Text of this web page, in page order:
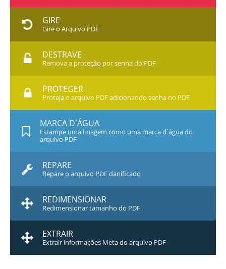
GIRE
Gire o Arquivo PDF
DESTRAVE
Remova a proteção por senha do PDF
PROTEGER
Proteja o arquivo PDF adicionando senha no PDF
MARCA D`ÁGUA
Estampe uma imagem como uma marca d`água do
arquivo PDF
REPARE
Repare o arquivo PDF danificado
REDIMENSIONAR
Redimensionar tamanho do PDF
EXTRAIR
Extrair informações Meta do arquivo PDF